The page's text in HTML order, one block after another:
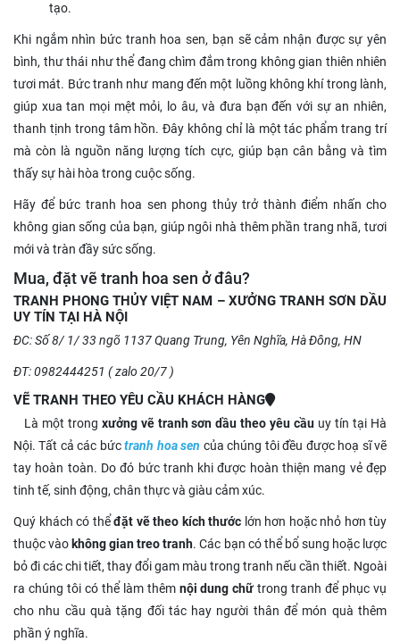
tạo.
Khi ngắm nhìn bức tranh hoa sen, bạn sẽ cảm nhận được sự yên
bình, thư thái như thể đang chìm đắm trong không gian thiên nhiên
tươi mát. Bức tranh như mang đến một luồng không khí trong lành,
giúp xua tan mọi mệt mỏi, lo âu, và đưa bạn đến với sự an nhiên,
thanh tịnh trong tâm hồn. Đây không chỉ là một tác phẩm trang trí
mà còn là nguồn năng lượng tích cực, giúp bạn cân bằng và tìm
thấy sự hài hòa trong cuộc sống.
Hãy để bức tranh hoa sen phong thủy trở thành điểm nhấn cho
không gian sống của bạn, giúp ngôi nhà thêm phần trang nhã, tươi
mới và tràn đầy sức sống.
Mua, đặt vẽ tranh hoa sen ở đâu?
TRANH PHONG THỦY VIỆT NAM – XƯỞNG TRANH SƠN DẦU
UY TÍN TẠI HÀ NỘI
ĐC: Số 8/ 1/ 33 ngõ 1137 Quang Trung, Yên Nghĩa, Hà Đông, HN
ĐT: 0982444251 ( zalo 20/7 )
VẼ TRANH THEO YÊU CẦU KHÁCH HÀNG
Là một trong xưởng vẽ tranh sơn dầu theo yêu cầu uy tín tại Hà
Nội. Tất cả các bứctranh hoa sen của chúng tôi đều được hoạ sĩ vẽ
tay hoàn toàn. Do đó bức tranh khi được hoàn thiện mang vẻ đẹp
tinh tế, sinh động, chân thực và giàu cảm xúc.
Quý khách có thểđặt vẽ theo kích thước lớn hơn hoặc nhỏ hơn tùy
thuộc vào không gian treo tranh. Các bạn có thể bổ sung hoặc lược
bỏ đi các chi tiết, thay đổi gam màu trong tranh nếu cần thiết. Ngoài
ra chúng tôi có thể làm thêm nội dung chữ trong tranh để phục vụ
cho nhu cầu quà tặng đối tác hay người thân để món quà thêm
phần ý nghĩa.